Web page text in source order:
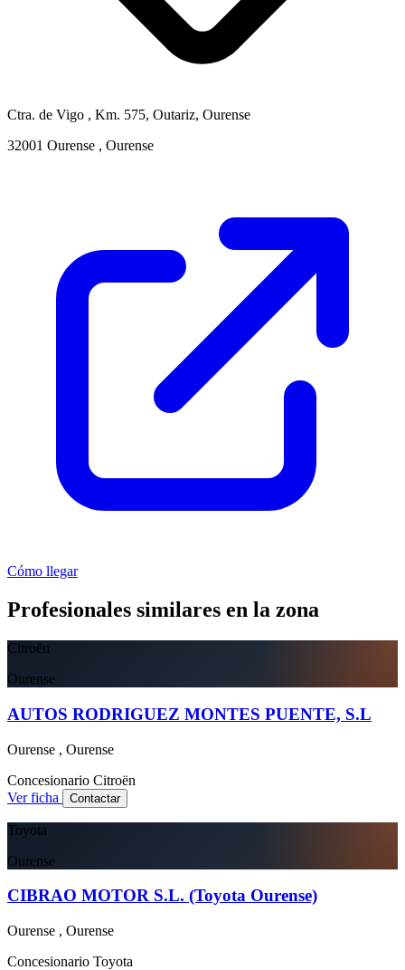
Ctra. de Vigo , Km. 575, Outariz, Ourense
32001 Ourense , Ourense
Cómo llegar
Profesionales similares en la zona
Citroën
Ourense
AUTOS RODRIGUEZ MONTES PUENTE, S.L
Ourense , Ourense
Concesionario Citroën
Ver ficha
Contactar
Toyota
Ourense
CIBRAO MOTOR S.L. (Toyota Ourense)
Ourense , Ourense
Concesionario Toyota